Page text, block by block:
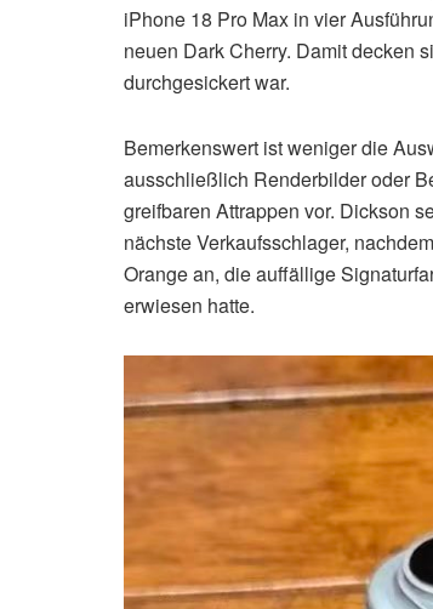
iPhone 18 Pro Max in vier
neuen Dark Cherry. Damit decken
durchgesickert war.
Bemerkenswert ist weniger die
ausschließlich Renderbilder oder
greifbaren Attrappen vor. Dickson
nächste Verkaufsschlager,
Orange an, die auffällige
erwiesen hatte.